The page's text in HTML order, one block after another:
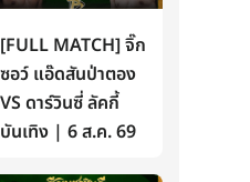
[FULL MATCH] จิ๊ก
ซอว์ แอ๊ดสันป่าตอง
VS ดาร์วินซี่ ลัคกี้
บันเทิง | 6 ส.ค. 69